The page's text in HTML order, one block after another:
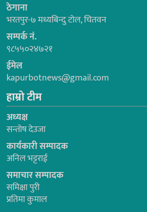
ठेगाना
भरतपुर-७ मध्यबिन्दु टोल, चितवन
सम्पर्क नं.
९८५५०२४७२१
ईमेल
kapurbotnews@gmail.com
हाम्रो टीम
अध्यक्ष
सन्तोष देउजा
कार्यकारी सम्पादक
अनिल भट्टराई
समाचार सम्पादक
समिक्षा पुरी
प्रतिमा कुमाल